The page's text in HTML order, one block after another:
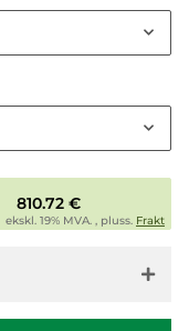
810.72 €
ekskl. 19% MVA. , pluss. Frakt